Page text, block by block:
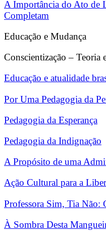
A Importância do Ato de
Completam
Educação e Mudança
Conscientização – Teoria
Educação e atualidade
Por Uma Pedagogia da
Pedagogia da Esperança
Pedagogia da Indignação
A Propósito de uma
Ação Cultural para a
Professora Sim, Tia Não:
À Sombra Desta